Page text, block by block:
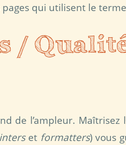
qui utilisent le
/
de l’ampleur.
et formatters) vous